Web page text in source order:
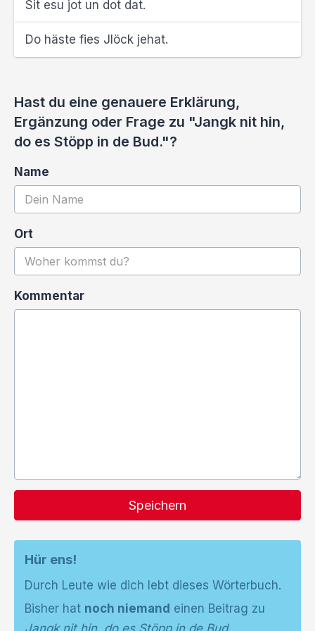
Sit esu jot un dot dat.
Do häste fies Jlöck jehat.
Hast du eine genauere Erklärung,
Ergänzung oder Frage zu "Jangk nit hin,
do es Stöpp in de Bud."?
Name
Ort
Kommentar
Speichern
Hür ens!
Durch Leute wie dich lebt dieses Wörterbuch.
Bisher hat noch niemand einen Beitrag zu
Jangk nit hin, do es Stöpp in de Bud.